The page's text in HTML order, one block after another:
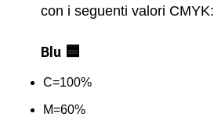
con i seguenti valori CMYK:
Blu 🟦
C=100%
M=60%